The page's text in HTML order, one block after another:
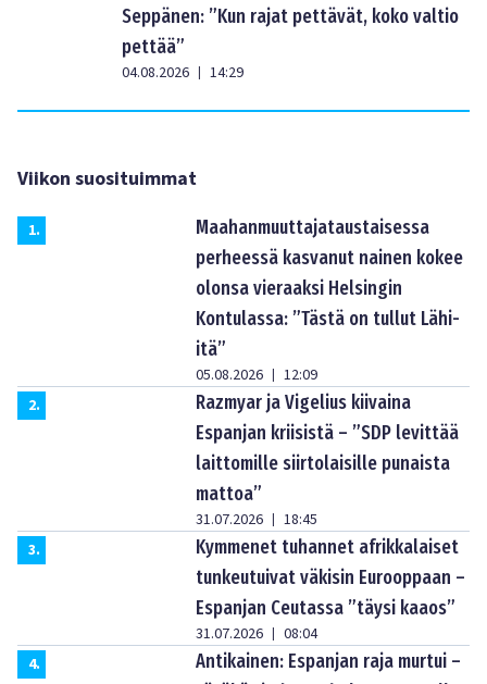
Seppänen: ”Kun rajat pettävät, koko valtio
pettää”
04.08.2026 | 14:29
Viikon suosituimmat
1.
Maahanmuuttajataustaisessa
perheessä kasvanut nainen kokee
olonsa vieraaksi Helsingin
Kontulassa: ”Tästä on tullut Lähi-
itä”
05.08.2026 | 12:09
2.
Razmyar ja Vigelius kiivaina
Espanjan kriisistä – ”SDP levittää
laittomille siirtolaisille punaista
mattoa”
31.07.2026 | 18:45
3.
Kymmenet tuhannet afrikkalaiset
tunkeutuivat väkisin Eurooppaan –
Espanjan Ceutassa ”täysi kaaos”
31.07.2026 | 08:04
4.
Antikainen: Espanjan raja murtui –